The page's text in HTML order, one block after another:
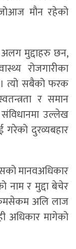
मौन रहेको
मुद्दाहरु छन,
रोजगारीका
त्यो सबैको फरक
र समान
उल्लेख
दुरव्यबहार
मानवअधिकार
र मुद्दा बेचेर
अलि लाज
अधिकार मागेको